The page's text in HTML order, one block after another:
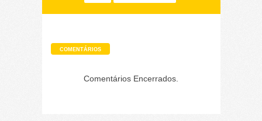
COMENTÁRIOS
Comentários Encerrados.